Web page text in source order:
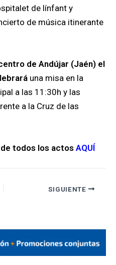
de línfant y
de música itinerante
de Andújar (Jaén) el
una misa en la
a las 11:30h y las
a la Cruz de las
todos los actosAQUÍ
SIGUIENTE